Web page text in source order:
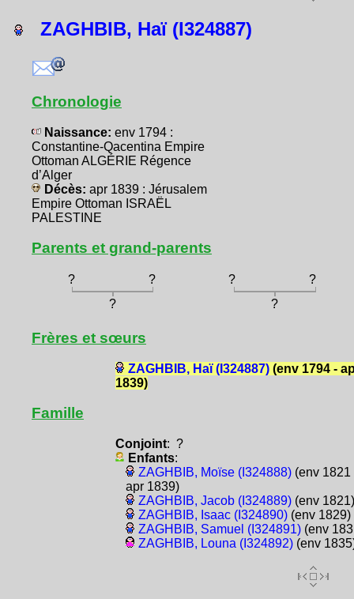
ZAGHBIB, Haï (I324887)
Chronologie
Naissance: env 1794 :
Constantine-Qacentina Empire
Ottoman ALGÉRIE Régence
d’Alger
Décès: apr 1839 : Jérusalem
Empire Ottoman ISRAËL
PALESTINE
Parents et grand-parents
? ? ?
?
?
?
Frères et sœurs
ZAGHBIB, Haï (I324887)(env 1794 -
1839)
Famille
Conjoint: ?
Enfants:
ZAGHBIB, Moïse (I324888)(env 1821
apr 1839)
ZAGHBIB, Jacob (I324889)(env 1821)
ZAGHBIB, Isaac (I324890)(env 1829)
ZAGHBIB, Samuel (I324891)(env
ZAGHBIB, Louna (I324892)(env